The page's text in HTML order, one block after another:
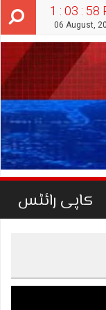
1 : 03 : 59
06 August,
کاپی رائٹس